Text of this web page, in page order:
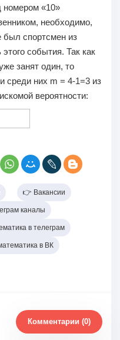
номером «10»
необходимо,
был спортсмен из
события. Так как
занят один, то
среди них m = 4-1=3 из
вероятности:
👉 Вакансии
каналы
в телеграм
в ВК
Комментарии (0)